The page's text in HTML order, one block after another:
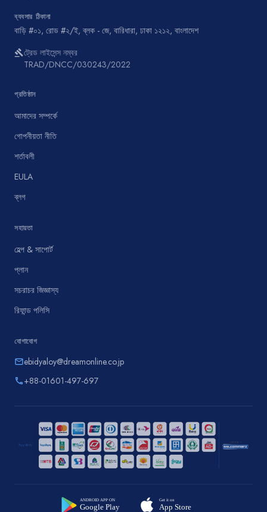
ব্যবসার ঠিকানা
বাড়ি #০১, রোড #২/ই, ব্লক - জে, বারিধারা, ঢাকা ১২১২, বাংলাদেশ
gavelট্রেড লাইসেন্স নম্বর
TRAD/DNCC/030243/2022
প্রতিষ্ঠান
আমাদের সম্পর্কে
গোপনীয়তা নীতি
শর্তাবলী
EULA
ব্লগ
সহায়তা
হেল্প & সাপোর্ট
প্লান
সচরাচর জিজ্ঞাস্য
রিফান্ড পলিসি
যোগাযোগ
emailebidyaloy@dreamonline.co.jp
phone+88-01601-497-697